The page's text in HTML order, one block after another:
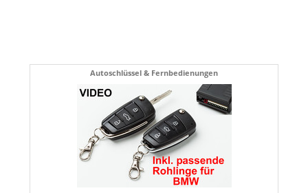
Autoschlüssel & Fernbedienungen